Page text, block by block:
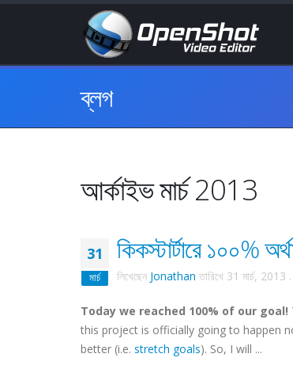
ব্লগ
আর্কাইভ মার্চ 2013
31
মার্চ
কিকস্টার্টারে ১০০%
লিখেছেন Jonathan তারিখে 31 মার্চ, 2013 .
Today we reached 100% of our goal!
this project is officially going to happen
better (i.e. stretch goals). So, I will ...